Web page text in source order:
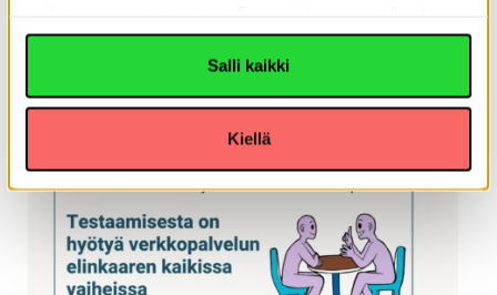
Youtube-videot eivät toimi. Voit lukea Tietoja-välilehdeltä,
miksi evästeitä käytetään. Yksityiskohdat-välilehdeltä
voit lukea yksittäisistä evästeitä lisätietoa
Salli kaikki
Kiellä
tunnus